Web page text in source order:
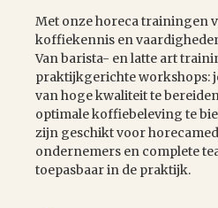
Met onze horeca trainingen
koffiekennis en
Van barista- en latte art
praktijkgerichte workshops:
van hoge kwaliteit te
optimale koffiebeleving te
zijn geschikt voor
ondernemers en complete
toepasbaar in de praktijk.